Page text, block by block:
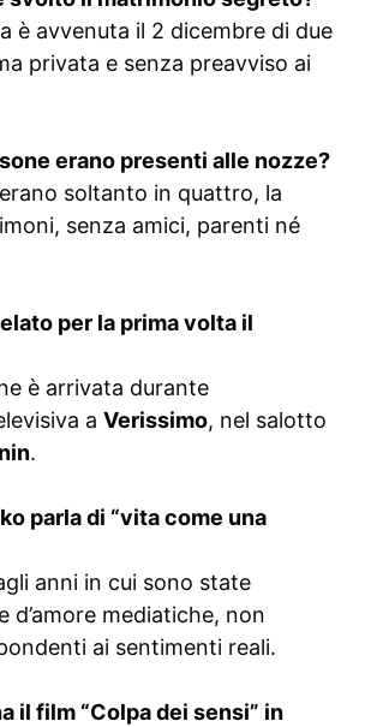
è avvenuta il 2 dicembre di due
privata e senza preavviso ai
erano presenti alle nozze?
soltanto in quattro, la
senza amici, parenti né
per la prima volta il
è arrivata durante
a Verissimo, nel salotto
.
parla di “vita come una
anni in cui sono state
d’amore mediatiche, non
ai sentimenti reali.
il film “Colpa dei sensi” in